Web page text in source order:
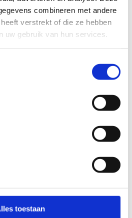
combineren met andere
verstrekt of die ze hebben
uw gebruik van hun services.
toestaan
Brugge-Oostkamp